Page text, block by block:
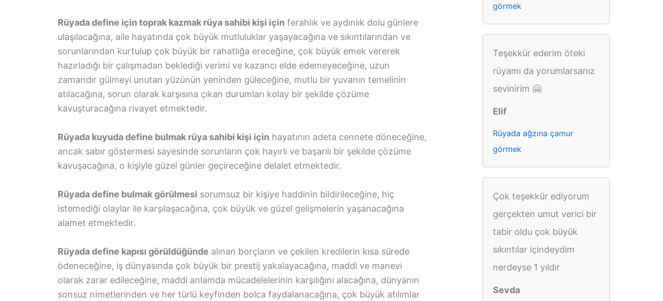
Rüyada define için toprak kazmak rüya sahibi kişi için ferahlık ve aydınlık dolu günlere
ulaşılacağına, aile hayatında çok büyük mutluluklar yaşayacağına ve sıkıntılarından ve
sorunlarından kurtulup çok büyük bir rahatlığa ereceğine, çok büyük emek vererek
hazırladığı bir çalışmadan beklediği verimi ve kazancı elde edemeyeceğine, uzun
zamandır gülmeyi unutan yüzünün yeninden güleceğine, mutlu bir yuvanın temelinin
atılacağına, sorun olarak karşısına çıkan durumları kolay bir şekilde çözüme
kavuşturacağına rivayet etmektedir.
Rüyada kuyuda define bulmak rüya sahibi kişi için hayatının adeta cennete döneceğine,
ancak sabır göstermesi sayesinde sorunların çok hayırlı ve başarılı bir şekilde çözüme
kavuşacağına, o kişiyle güzel günler geçireceğine delalet etmektedir.
Rüyada define bulmak görülmesi sorumsuz bir kişiye haddinin bildirileceğine, hiç
istemediği olaylar ile karşılaşacağına, çok büyük ve güzel gelişmelerin yaşanacağına
alamet etmektedir.
Rüyada define kapısı görüldüğünde alınan borçların ve çekilen kredilerin kısa sürede
ödeneceğine, iş dünyasında çok büyük bir prestij yakalayacağına, maddi ve manevi
olarak zarar edileceğine, maddi anlamda mücadelelerinin karşılığını alacağına, dünyanın
sonsuz nimetlerinden ve her türlü keyfinden bolca faydalanacağına, çok büyük atılımlar
görmek
Teşekkür ederim öteki
rüyamı da yorumlarsanız
sevinirim 🤗
Elif
Rüyada ağzına çamur
görmek
Çok teşekkür ediyorum
gerçekten umut verici bir
tabir oldu çok büyük
sıkıntılar içindeydim
nerdeyse 1 yıldır
Sevda